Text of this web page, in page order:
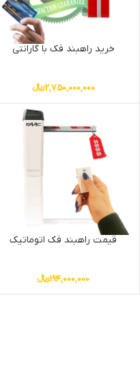
خرید راهبند فک با گارانتی
2,750,000,000﷼
قیمت راهبند فک اتوماتیک
194,000,000﷼